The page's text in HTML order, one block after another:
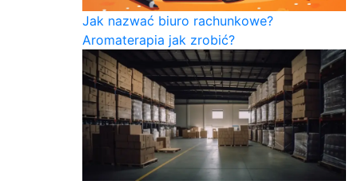
Jak nazwać biuro rachunkowe?
Aromaterapia jak zrobić?